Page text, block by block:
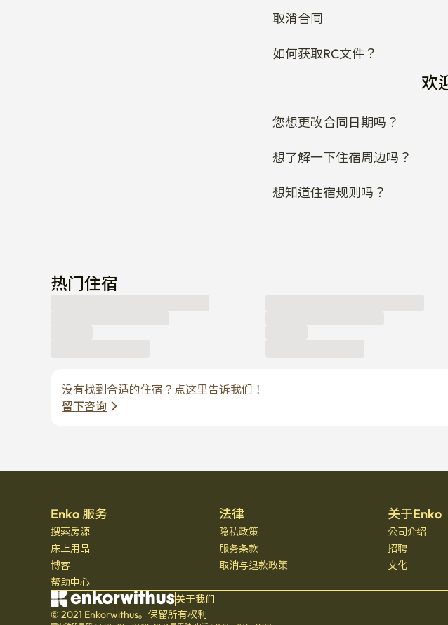
取消合同
如何获取RC文件？
欢
您想更改合同日期吗？
想了解一下住宿周边吗？
想知道住宿规则吗？
热门住宿
没有找到合适的住宿？点这里告诉我们！
留下咨询
Enko 服务
搜索房源
床上用品
博客
帮助中心
法律
隐私政策
服务条款
取消与退款政策
关于Enko
公司介绍
招聘
文化
关于我们
© 2021 Enkorwithus。保留所有权利